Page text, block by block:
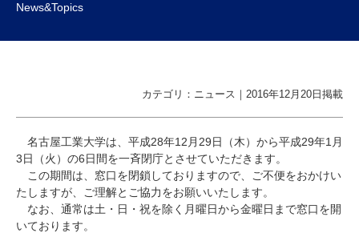
社会連携
国際交流
研究・教員Navi
News&Topics
カテゴリ：ニュース｜2016年12月20日掲載
名古屋工業大学は、平成28年12月29日（木）から平成29年1月
3日（火）の6日間を一斉閉庁とさせていただきます。
この期間は、窓口を閉鎖しておりますので、ご不便をおかけい
たしますが、ご理解とご協力をお願いいたします。
なお、通常は土・日・祝を除く月曜日から金曜日まで窓口を開
いております。